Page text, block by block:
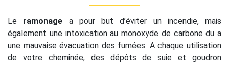
Le ramonage a pour but d’éviter un incendie, mais
également une intoxication au monoxyde de carbone du a
une mauvaise évacuation des fumées. A chaque utilisation
de votre cheminée, des dépôts de suie et goudron